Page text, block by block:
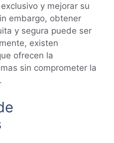
y mejorar su
embargo, obtener
y segura puede ser
existen
ofrecen la
sin comprometer la